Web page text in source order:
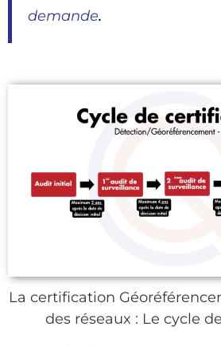
demande.
La certification
des réseaux : Le cycle